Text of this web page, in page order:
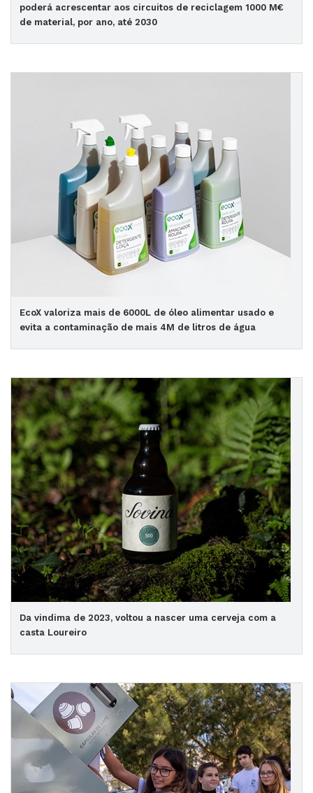
poderá acrescentar aos circuitos de reciclagem 1000 M€
de material, por ano, até 2030
EcoX valoriza mais de 6000L de óleo alimentar usado e
evita a contaminação de mais 4M de litros de água
Da vindima de 2023, voltou a nascer uma cerveja com a
casta Loureiro